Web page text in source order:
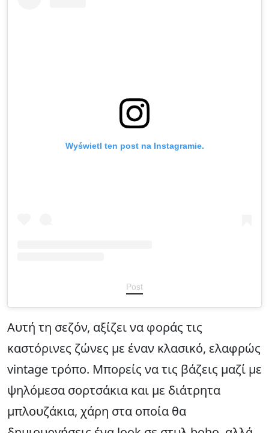
Wyświetl ten post na Instagramie.
Post
Αυτή τη σεζόν, αξίζει να φοράς τις
καστόρινες ζώνες με έναν κλασικό, ελαφρώς
vintage τρόπο. Μπορείς να τις βάζεις μαζί με
ψηλόμεσα σορτσάκια και με διάτρητα
μπλουζάκια, χάρη στα οποία θα